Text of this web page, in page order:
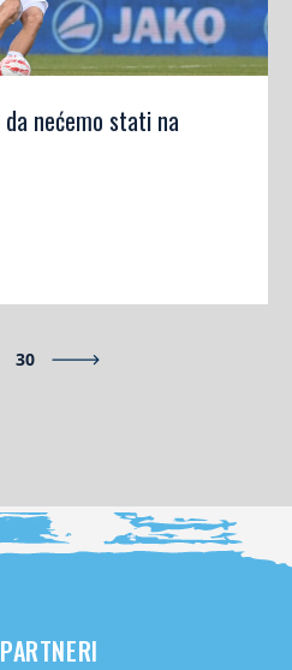
da nećemo stati na
30